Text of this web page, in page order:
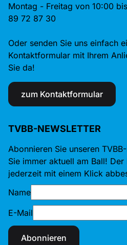
Montag - Freitag von 10:00
89 72 87 30
Oder senden Sie uns einfach
Kontaktformular mit Ihrem
Sie da!
zum Kontaktformular
TVBB-NEWSLETTER
Abonnieren Sie unseren
Sie immer aktuell am Ball!
jederzeit mit einem Klick
Name
E-Mail
Abonnieren